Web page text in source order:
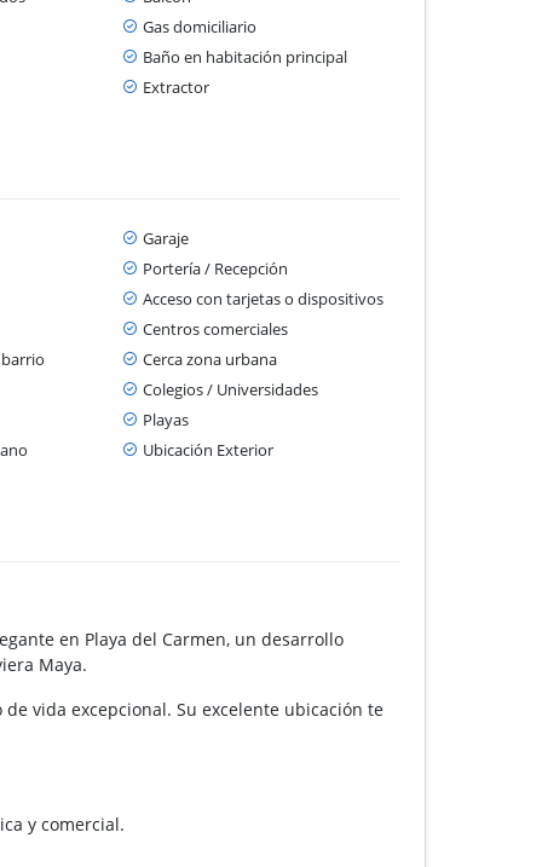
Gas domiciliario
Baño en habitación principal
Extractor
Garaje
Portería / Recepción
Acceso con tarjetas o dispositivos
Centros comerciales
Cerca zona urbana
Colegios / Universidades
Playas
Ubicación Exterior
en Playa del Carmen, un desarrollo
Maya.
vida excepcional. Su excelente ubicación te
y comercial.